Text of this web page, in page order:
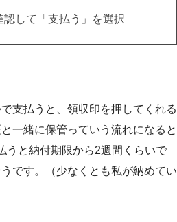
認して「支払う」を選択
支払うと、領収印を押してくれる
一緒に保管っていう流れになると
うと納付期限から2週間くらいで
です。（少なくとも私が納めてい